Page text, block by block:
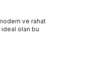
ve rahat
ideal olan bu